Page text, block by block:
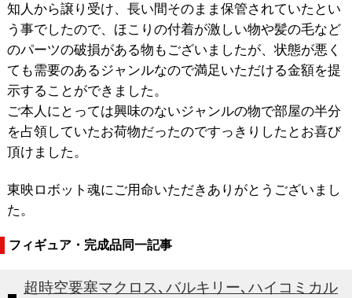
知人から譲り受け、長い間そのまま保管されていたとい
う事でしたので、ほこりの付着が激しい物や髪の毛など
のパーツの破損がある物もございましたが、状態が悪く
ても需要のあるジャンルなので満足いただける金額を提
示することができました。
ご本人にとっては興味のないジャンルの物で部屋の半分
を占領していたお荷物だったのですっきりしたとお喜び
頂けました。
東映ロボット魂にご用命いただきありがとうございまし
た。
フィギュア・完成品同一記事
超時空要塞マクロス､バルキリー､ハイコミカル